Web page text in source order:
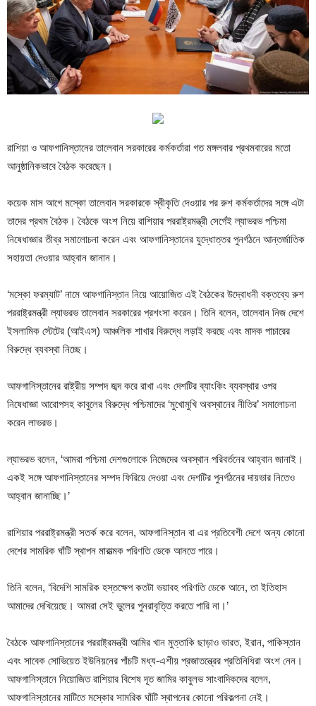
রাশিয়া ও আফগানিস্তানের তালেবান সরকারের কর্মকর্তারা গত মঙ্গলবার প্রথমবারের মতো
আনুষ্ঠানিকভাবে বৈঠক করেছেন।
কয়েক মাস আগে মস্কো তালেবান সরকারকে স্বীকৃতি দেওয়ার পর রুশ কর্মকর্তাদের সঙ্গে এটা
তাদের প্রথম বৈঠক। বৈঠকে অংশ নিয়ে রাশিয়ার পররাষ্ট্রমন্ত্রী সের্গেই ল্যাভরভ পশ্চিমা
নিষেধাজ্ঞার তীব্র সমালোচনা করেন এবং আফগানিস্তানের যুদ্ধোত্তর পুনর্গঠনে আন্তর্জাতিক
সহায়তা দেওয়ার আহ্বান জানান।
‘মস্কো ফরম্যাট’ নামে আফগানিস্তান নিয়ে আয়োজিত এই বৈঠকের উদ্বোধনী বক্তব্যে রুশ
পররাষ্ট্রমন্ত্রী ল্যাভরভ তালেবান সরকারের প্রশংসা করেন। তিনি বলেন, তালেবান নিজ দেশে
ইসলামিক স্টেটের (আইএস) আঞ্চলিক শাখার বিরুদ্ধে লড়াই করছে এবং মাদক পাচারের
বিরুদ্ধে ব্যবস্থা নিচ্ছে।
আফগানিস্তানের রাষ্ট্রীয় সম্পদ জব্দ করে রাখা এবং দেশটির ব্যাংকিং ব্যবস্থার ওপর
নিষেধাজ্ঞা আরোপসহ কাবুলের বিরুদ্ধে পশ্চিমাদের ‘মুখোমুখি অবস্থানের নীতির’ সমালোচনা
করেন লাভরভ।
ল্যাভরভ বলেন, ‘আমরা পশ্চিমা দেশগুলোকে নিজেদের অবস্থান পরিবর্তনের আহ্বান জানাই।
একই সঙ্গে আফগানিস্তানের সম্পদ ফিরিয়ে দেওয়া এবং দেশটির পুনর্গঠনের দায়ভার নিতেও
আহ্বান জানাচ্ছি।’
রাশিয়ার পররাষ্ট্রমন্ত্রী সতর্ক করে বলেন, আফগানিস্তান বা এর প্রতিবেশী দেশে অন্য কোনো
দেশের সামরিক ঘাঁটি স্থাপন মারাত্মক পরিণতি ডেকে আনতে পারে।
তিনি বলেন, ‘বিদেশি সামরিক হস্তক্ষেপ কতটা ভয়াবহ পরিণতি ডেকে আনে, তা ইতিহাস
আমাদের দেখিয়েছে। আমরা সেই ভুলের পুনরাবৃত্তি করতে পারি না।’
বৈঠকে আফগানিস্তানের পররাষ্ট্রমন্ত্রী আমির খান মুত্তাকি ছাড়াও ভারত, ইরান, পাকিস্তান
এবং সাবেক সোভিয়েত ইউনিয়নের পাঁচটি মধ্য-এশীয় প্রজাতন্ত্রের প্রতিনিধিরা অংশ নেন।
আফগানিস্তানে নিয়োজিত রাশিয়ার বিশেষ দূত জামির কাবুলভ সাংবাদিকদের বলেন,
আফগানিস্তানের মাটিতে মস্কোর সামরিক ঘাঁটি স্থাপনের কোনো পরিকল্পনা নেই।